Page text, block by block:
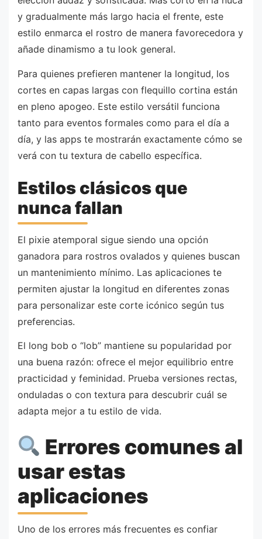
y gradualmente más largo hacia el frente, este
estilo enmarca el rostro de manera favorecedora y
añade dinamismo a tu look general.
Para quienes prefieren mantener la longitud, los
cortes en capas largas con flequillo cortina están
en pleno apogeo. Este estilo versátil funciona
tanto para eventos formales como para el día a
día, y las apps te mostrarán exactamente cómo se
verá con tu textura de cabello específica.
Estilos clásicos que
nunca fallan
El pixie atemporal sigue siendo una opción
ganadora para rostros ovalados y quienes buscan
un mantenimiento mínimo. Las aplicaciones te
permiten ajustar la longitud en diferentes zonas
para personalizar este corte icónico según tus
preferencias.
El long bob o “lob” mantiene su popularidad por
una buena razón: ofrece el mejor equilibrio entre
practicidad y feminidad. Prueba versiones rectas,
onduladas o con textura para descubrir cuál se
adapta mejor a tu estilo de vida.
Errores comunes al
usar estas
aplicaciones
Uno de los errores más frecuentes es confiar